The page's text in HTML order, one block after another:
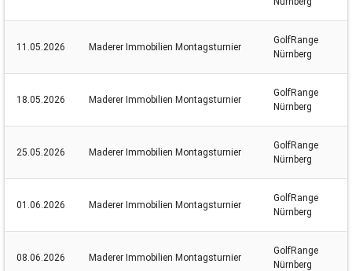
11.05.2026 Maderer Immobilien Montagsturnier
GolfRange
Nürnberg
18.05.2026 Maderer Immobilien Montagsturnier
GolfRange
Nürnberg
25.05.2026 Maderer Immobilien Montagsturnier
GolfRange
Nürnberg
01.06.2026 Maderer Immobilien Montagsturnier
GolfRange
Nürnberg
08.06.2026 Maderer Immobilien Montagsturnier
GolfRange
Nürnberg